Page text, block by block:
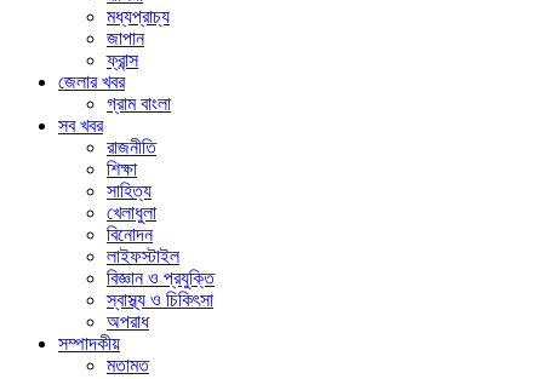
মধ্যপ্রাচ্য
জাপান
ফ্রান্স
জেলার খবর
গ্রাম বাংলা
সব খবর
রাজনীতি
শিক্ষা
সাহিত্য
খেলাধুলা
বিনোদন
লাইফস্টাইল
বিজ্ঞান ও প্রযুক্তি
স্বাস্থ্য ও চিকিৎসা
অপরাধ
সম্পাদকীয়
মতামত